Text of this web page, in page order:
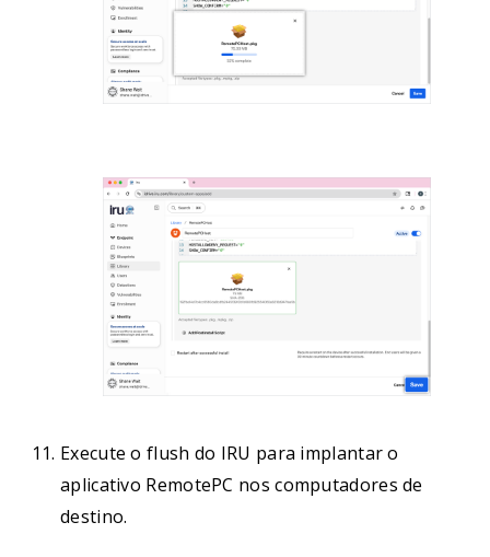
Execute o flush do IRU para implantar o
aplicativo RemotePC nos computadores de
destino.